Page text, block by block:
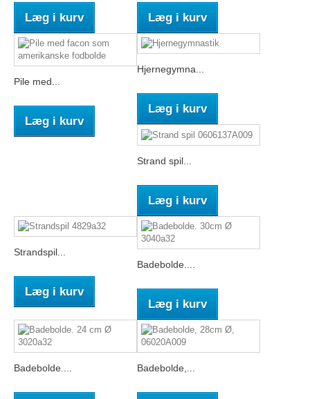
Læg i kurv Læg i kurv
Pile med...
Læg i kurv
Hjernegymna...
Læg i kurv
Strand spil...
Læg i kurv
Strandspil...
Læg i kurv
Badebolde....
Læg i kurv
Badebolde.... Badebolde,...